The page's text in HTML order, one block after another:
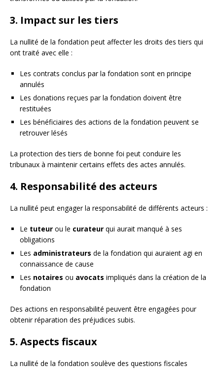
3. Impact sur les tiers
La nullité de la fondation peut affecter les droits des tiers qui
ont traité avec elle :
Les contrats conclus par la fondation sont en principe
annulés
Les donations reçues par la fondation doivent être
restituées
Les bénéficiaires des actions de la fondation peuvent se
retrouver lésés
La protection des tiers de bonne foi peut conduire les
tribunaux à maintenir certains effets des actes annulés.
4. Responsabilité des acteurs
La nullité peut engager la responsabilité de différents acteurs :
Le tuteur ou le curateur qui aurait manqué à ses
obligations
Les administrateurs de la fondation qui auraient agi en
connaissance de cause
Les notaires ou avocats impliqués dans la création de la
fondation
Des actions en responsabilité peuvent être engagées pour
obtenir réparation des préjudices subis.
5. Aspects fiscaux
La nullité de la fondation soulève des questions fiscales